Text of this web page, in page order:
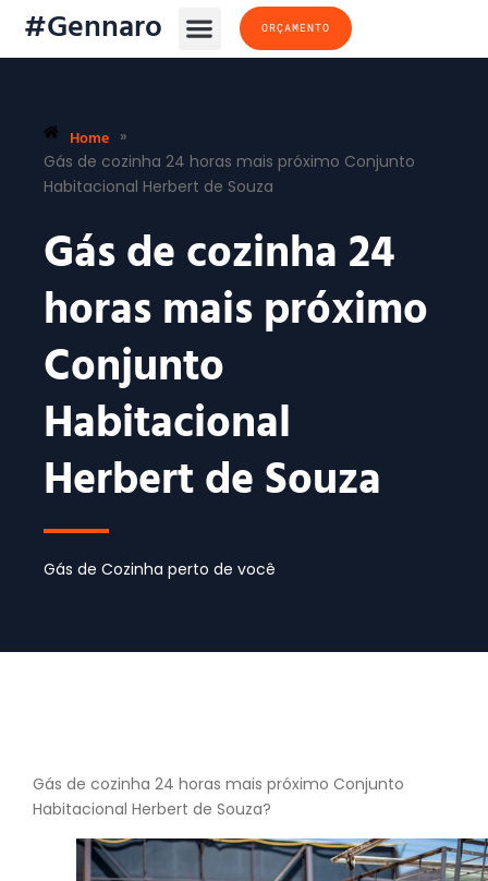
#Gennaro ORÇAMENTO
Home »
Gás de cozinha 24 horas mais próximo Conjunto
Habitacional Herbert de Souza
Gás de cozinha 24
horas mais próximo
Conjunto
Habitacional
Herbert de Souza
Gás de Cozinha perto de você
Gás de cozinha 24 horas mais próximo Conjunto
Habitacional Herbert de Souza?